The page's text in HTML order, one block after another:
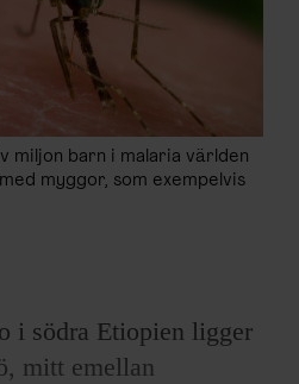
miljon barn i malaria världen
myggor, som exempelvis
i södra Etiopien ligger
mitt emellan